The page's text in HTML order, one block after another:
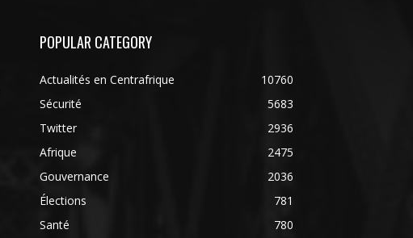
POPULAR CATEGORY
Actualités en Centrafrique
10760
Sécurité
5683
Twitter
2936
Afrique
2475
Gouvernance
2036
Élections
781
Santé
780